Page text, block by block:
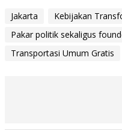
Jakarta
Kebijakan
Pakar politik sekaligus
Transportasi Umum Gratis